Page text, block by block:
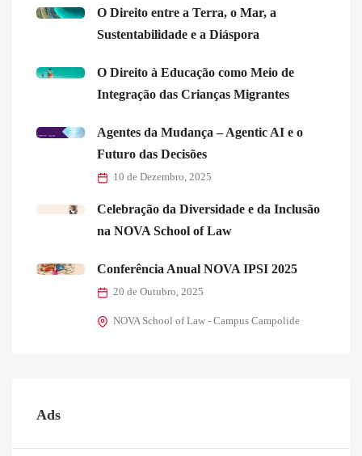
O Direito entre a Terra, o Mar, a
Sustentabilidade e a Diáspora
O Direito à Educação como Meio de
Integração das Crianças Migrantes
Agentes da Mudança – Agentic AI e o
Futuro das Decisões
10 de Dezembro, 2025
Celebração da Diversidade e da Inclusão
na NOVA School of Law
Conferência Anual NOVA IPSI 2025
20 de Outubro, 2025
NOVA School of Law - Campus Campolide
Ads